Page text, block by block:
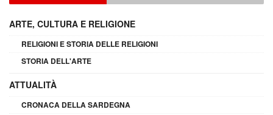
ARTE, CULTURA E RELIGIONE
RELIGIONI E STORIA DELLE RELIGIONI
STORIA DELL'ARTE
ATTUALITÀ
CRONACA DELLA SARDEGNA